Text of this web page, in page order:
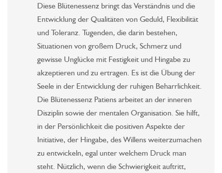
Diese Blütenessenz bringt das Verständnis und die
Entwicklung der Qualitäten von Geduld, Flexibilität
und Toleranz. Tugenden, die darin bestehen,
Situationen von großem Druck, Schmerz und
gewisse Unglücke mit Festigkeit und Hingabe zu
akzeptieren und zu ertragen. Es ist die Übung der
Seele in der Entwicklung der ruhigen Beharrlichkeit.
Die Blütenessenz Patiens arbeitet an der inneren
Disziplin sowie der mentalen Organisation. Sie hilft,
in der Persönlichkeit die positiven Aspekte der
Initiative, der Hingabe, des Willens weiterzumachen
zu entwickeln, egal unter welchem Druck man
steht. Nützlich, wenn die Schwierigkeit auftritt,